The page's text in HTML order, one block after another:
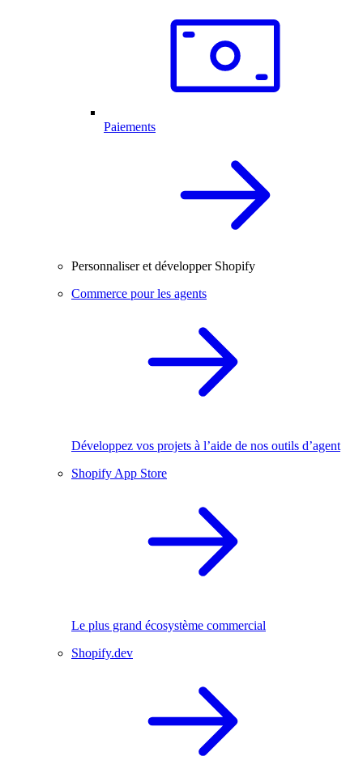
Paiements
Personnaliser et développer Shopify
Commerce pour les agents
Développez vos projets à l’aide de nos outils d’agent
Shopify App Store
Le plus grand écosystème commercial
Shopify.dev